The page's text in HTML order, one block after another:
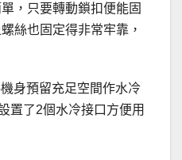
，只要轉動鎖扣便能固
絲也固定得非常牢靠，
身預留充足空間作水冷
置了2個水冷接口方便用